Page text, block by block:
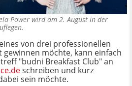
Power wird am 2. August in der
von drei professionellen
gewinnen möchte, kann einfach
"budni Breakfast Club" an
schreiben und kurz
sein möchte.